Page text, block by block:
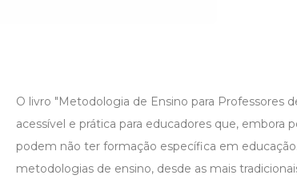
O livro "Metodologia de Ensino para Professores
acessível e prática para educadores que,
podem não ter formação específica em
metodologias de ensino, desde as mais